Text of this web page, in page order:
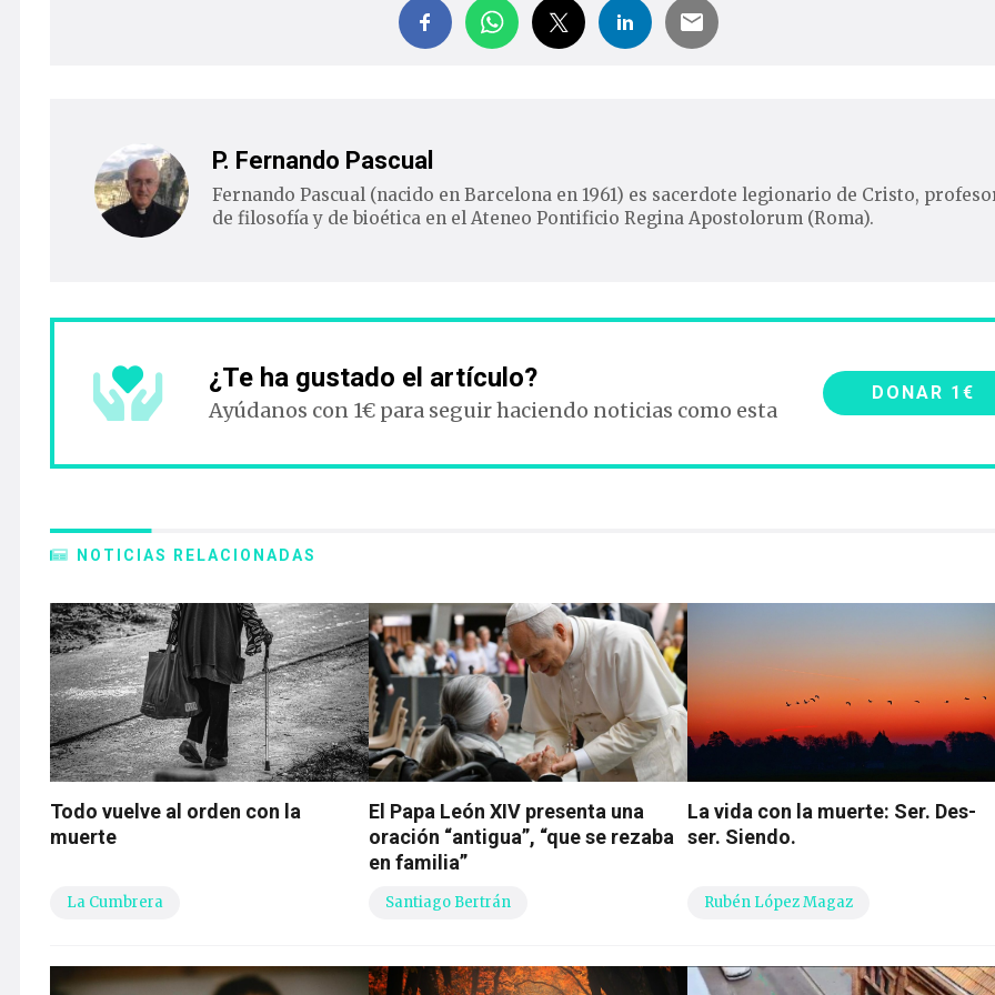
P. Fernando Pascual
Fernando Pascual (nacido en Barcelona en 1961) es sacerdote legionario de Cristo,
de filosofía y de bioética en el Ateneo Pontificio Regina Apostolorum (Roma).
¿Te ha gustado el artículo?
Ayúdanos con 1€ para seguir haciendo noticias como esta
DONAR 1€
NOTICIAS RELACIONADAS
Todo vuelve al orden con la
muerte
La Cumbrera
El Papa León XIV presenta una
oración “antigua”, “que se rezaba
en familia”
Santiago Bertrán
La vida con la muerte: Ser. Des-
ser. Siendo.
Rubén López Magaz